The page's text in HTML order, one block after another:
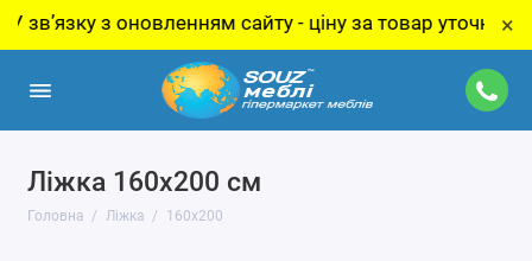
сайту - ціну за товар уточнюйте у менеджера!×
Ліжка 160x200 см
Головна Ліжка 160x200